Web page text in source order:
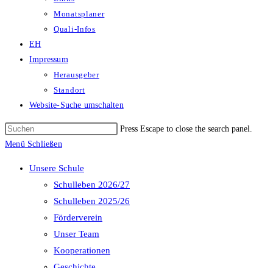
Monatsplaner
Quali-Infos
EH
Impressum
Herausgeber
Standort
Website-Suche umschalten
Press Escape to close the search panel.
Menü Schließen
Unsere Schule
Schulleben 2026/27
Schulleben 2025/26
Förderverein
Unser Team
Kooperationen